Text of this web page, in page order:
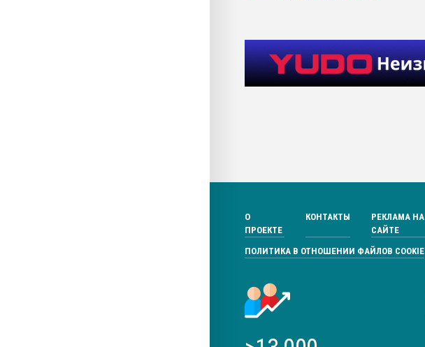
О
ПРОЕКТЕ
КОНТАКТЫ
РЕКЛАМА НА
САЙТЕ
ПОЛИТИКА В ОТНОШЕНИИ ФАЙЛОВ COOKIE